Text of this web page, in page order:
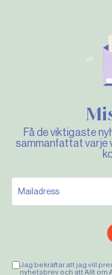
Få de viktigaste
sammanfattat varje
Jag bekräftar att jag vill
nyhetsbrev och att Allt om